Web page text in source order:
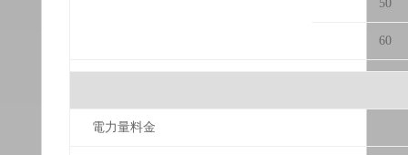
50
60
電力量料金